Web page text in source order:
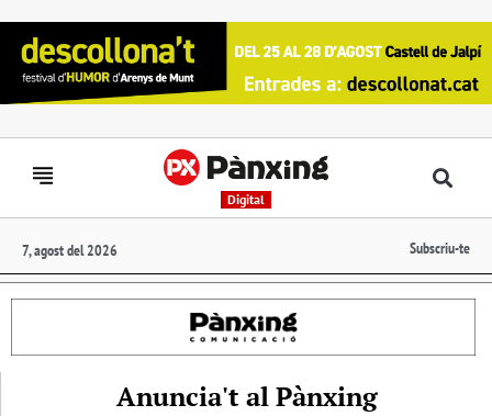
Digital
7, agost del 2026 Subscriu-te
Anuncia't al Pànxing